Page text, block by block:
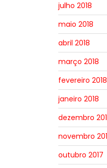
julho 2018
maio 2018
abril 2018
março 2018
fevereiro 2018
janeiro 2018
dezembro
novembro
outubro 2017